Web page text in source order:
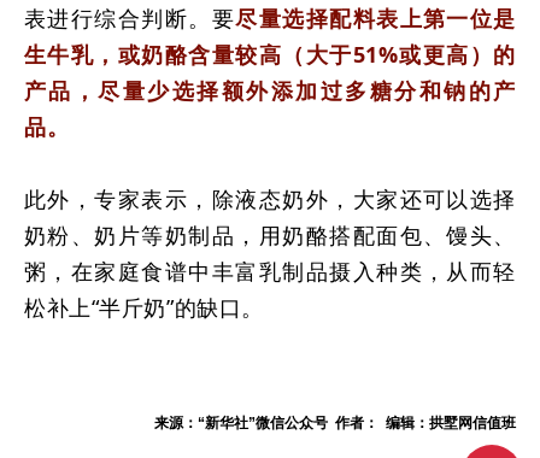
表进行综合判断。要尽量选择配料表上第一位是
生牛乳，或奶酪含量较高（大于51%或更高）的
产品，尽量少选择额外添加过多糖分和钠的产
品。
此外，专家表示，除液态奶外，大家还可以选择
奶粉、奶片等奶制品，用奶酪搭配面包、馒头、
粥，在家庭食谱中丰富乳制品摄入种类，从而轻
松补上“半斤奶”的缺口。
来源：“新华社”微信公众号 作者： 编辑：拱墅网信值班